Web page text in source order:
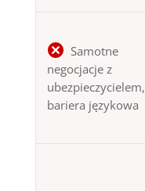
Samotne
negocjacje z
ubezpieczycielem,
bariera językowa